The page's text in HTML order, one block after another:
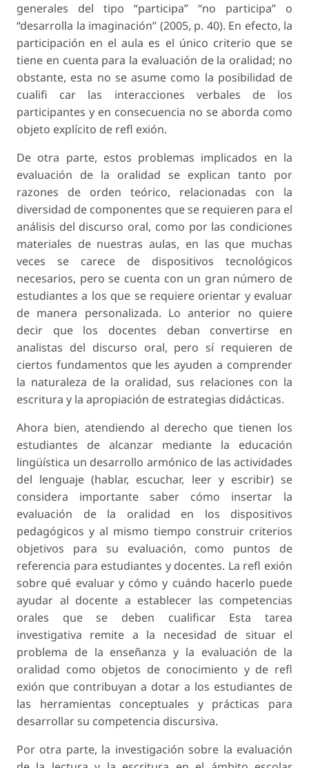
generales del tipo “participa” “no participa” o
“desarrolla la imaginación” (2005, p. 40). En efecto, la
participación en el aula es el único criterio que se
tiene en cuenta para la evaluación de la oralidad; no
obstante, esta no se asume como la posibilidad de
cualifi car las interacciones verbales de los
participantes y en consecuencia no se aborda como
objeto explícito de refl exión.
De otra parte, estos problemas implicados en la
evaluación de la oralidad se explican tanto por
razones de orden teórico, relacionadas con la
diversidad de componentes que se requieren para el
análisis del discurso oral, como por las condiciones
materiales de nuestras aulas, en las que muchas
veces se carece de dispositivos tecnológicos
necesarios, pero se cuenta con un gran número de
estudiantes a los que se requiere orientar y evaluar
de manera personalizada. Lo anterior no quiere
decir que los docentes deban convertirse en
analistas del discurso oral, pero sí requieren de
ciertos fundamentos que les ayuden a comprender
la naturaleza de la oralidad, sus relaciones con la
escritura y la apropiación de estrategias didácticas.
Ahora bien, atendiendo al derecho que tienen los
estudiantes de alcanzar mediante la educación
lingüística un desarrollo armónico de las actividades
del lenguaje (hablar, escuchar, leer y escribir) se
considera importante saber cómo insertar la
evaluación de la oralidad en los dispositivos
pedagógicos y al mismo tiempo construir criterios
objetivos para su evaluación, como puntos de
referencia para estudiantes y docentes. La refl exión
sobre qué evaluar y cómo y cuándo hacerlo puede
ayudar al docente a establecer las competencias
orales que se deben cualificar Esta tarea
investigativa remite a la necesidad de situar el
problema de la enseñanza y la evaluación de la
oralidad como objetos de conocimiento y de refl
exión que contribuyan a dotar a los estudiantes de
las herramientas conceptuales y prácticas para
desarrollar su competencia discursiva.
Por otra parte, la investigación sobre la evaluación